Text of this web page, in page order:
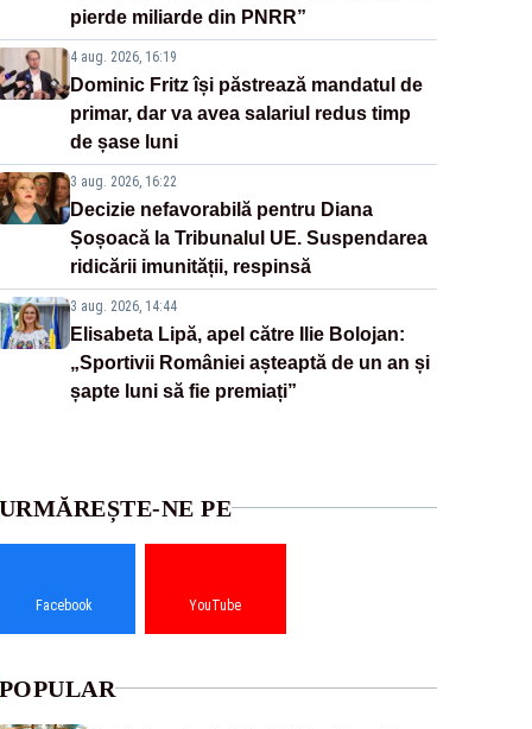
pierde miliarde din PNRR”
4 aug. 2026, 16:19
Dominic Fritz își păstrează mandatul de
primar, dar va avea salariul redus timp
de șase luni
3 aug. 2026, 16:22
Decizie nefavorabilă pentru Diana
Șoșoacă la Tribunalul UE. Suspendarea
ridicării imunității, respinsă
3 aug. 2026, 14:44
Elisabeta Lipă, apel către Ilie Bolojan:
„Sportivii României așteaptă de un an și
șapte luni să fie premiați”
URMĂREȘTE-NE PE
Facebook YouTube
POPULAR